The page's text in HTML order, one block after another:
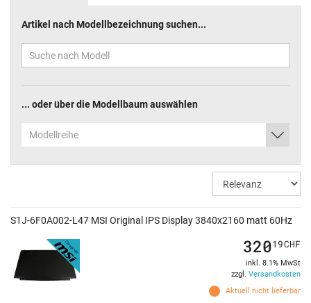
Artikel nach Modellbezeichnung suchen...
... oder über die Modellbaum auswählen
Modellreihe
S1J-6F0A002-L47 MSI Original IPS Display 3840x2160 matt 60Hz
Aktuell nicht lieferbar
32019CHF
inkl. 8.1% MwSt
zzgl. Versandkosten